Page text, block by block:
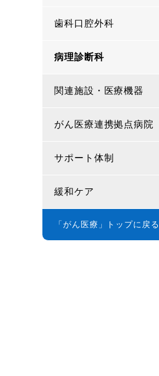
歯科口腔外科
病理診断科
関連施設・医療機器
がん医療連携拠点病院
サポート体制
緩和ケア
「がん医療」トップに戻る